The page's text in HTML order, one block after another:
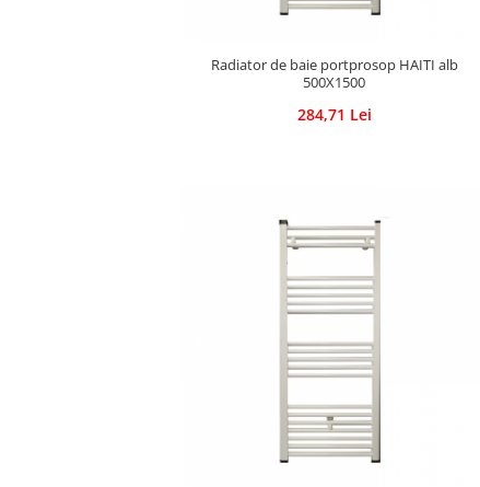
Radiator de baie portprosop HAITI alb
500X1500
284,71 Lei